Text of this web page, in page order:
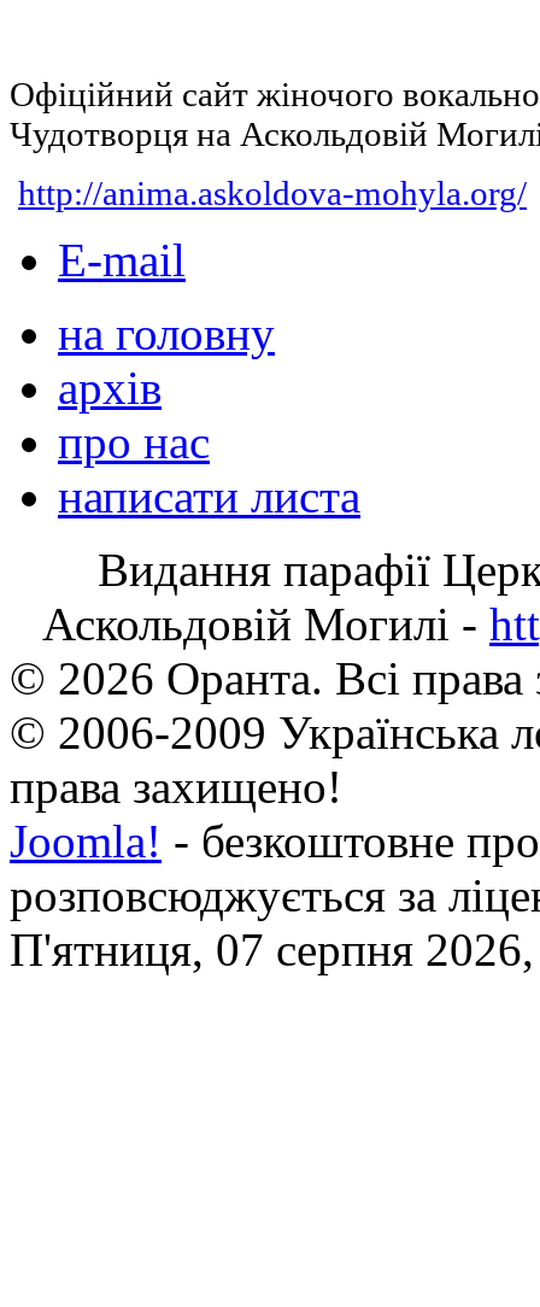
Офіційний сайт жіночого
Чудотворця на Аскольдовій
http://anima.askoldova-mohyla.org/
E-mail
на головну
архів
про нас
написати листа
Видання парафії
Аскольдовій Могилі -
© 2026 Оранта. Всі
© 2006-2009 Українська
права захищено!
Joomla! - безкоштовне
розповсюджується за
П'ятниця, 07 серпня